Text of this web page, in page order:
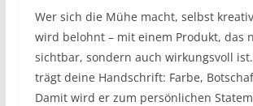
Wer sich die Mühe macht, selbst
wird belohnt – mit einem Produkt, das
sichtbar, sondern auch wirkungsvoll
trägt deine Handschrift: Farbe,
Damit wird er zum persönlichen